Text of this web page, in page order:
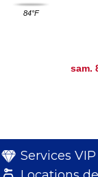
84°F
sam.
Services VIP